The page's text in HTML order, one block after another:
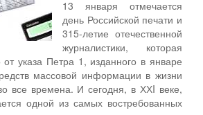
13 января отмечается
день Российской печати и
315-летие отечественной
журналистики, которая
указа Петра 1, изданного в январе
массовой информации в жизни
все времена. И сегодня, в ХХI веке,
одной из самых востребованных